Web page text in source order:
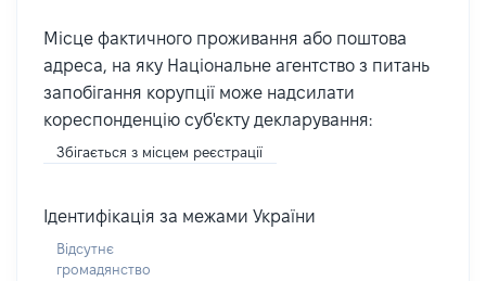
Місце фактичного проживання або поштова
адреса, на яку Національне агентство з питань
запобігання корупції може надсилати
кореспонденцію суб'єкту декларування:
Збігається з місцем реєстрації
Ідентифікація за межами України
Відсутнє
громадянство